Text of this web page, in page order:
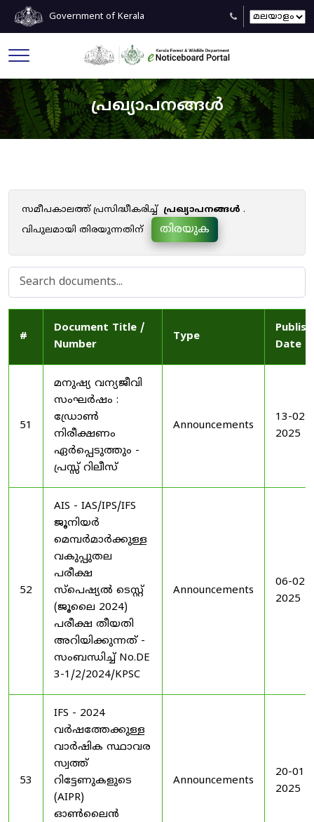
Government of Kerala
പ്രഖ്യാപനങ്ങൾ
സമീപകാലത്ത് പ്രസിദ്ധീകരിച്ച് പ്രഖ്യാപനങ്ങൾ .
വിപുലമായി തിരയുന്നതിന്
തിരയുക
#
Document Title /
Number
Type
Date
51
മനുഷ്യ വന്യജീവി
സംഘർഷം :
ഡ്രോൺ
നിരീക്ഷണം
ഏർപ്പെടുത്തും -
പ്രസ്സ് റിലീസ്
Announcements
13-02-
2025
52
AIS - IAS/IPS/IFS
ജൂനിയർ
മെമ്പർമാർക്കുള്ള
വകുപ്പുതല
പരീക്ഷ
സ്പെഷ്യൽ ടെസ്റ്റ്
(ജൂലൈ 2024)
പരീക്ഷ തീയതി
അറിയിക്കുന്നത് -
സംബന്ധിച്ച് No.DE
3-1/2/2024/KPSC
Announcements
06-02-
2025
53
IFS - 2024
വർഷത്തേക്കുള്ള
വാർഷിക സ്ഥാവര
സ്വത്ത്
റിട്ടേണുകളുടെ
(AIPR)
ഓൺലൈൻ
Announcements
20-01-
2025